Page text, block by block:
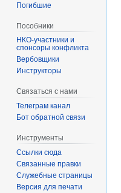
Погибшие
Пособники
спонсоры конфликта
‏‎Вербовщики
Инструкторы
Связаться с нами
Телеграм канал
Бот обратной связи
Инструменты
Ссылки сюда
Связанные правки
Служебные страницы
Версия для печати